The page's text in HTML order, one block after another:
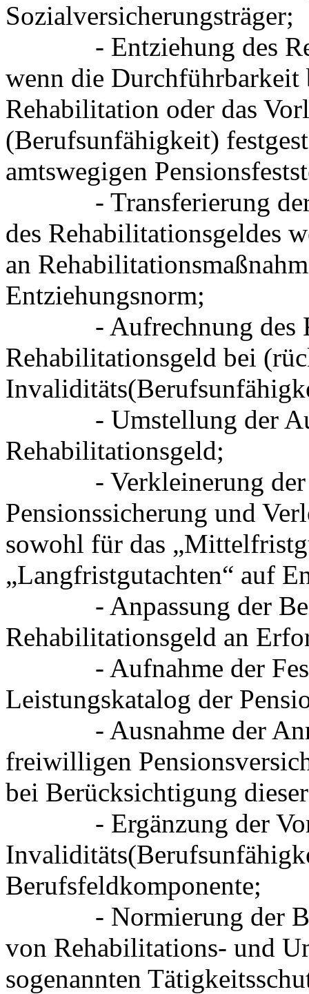
Sozialversicherungsträger;
- Entziehung des
wenn die
Rehabilitation oder das
(Berufsunfähigkeit)
amtswegigen
- Transferierung der
des Rehabilitationsgeldes
an
Entziehungsnorm;
- Aufrechnung des
Rehabilitationsgeld bei
- Umstellung der
Rehabilitationsgeld;
- Verkleinerung der
Pensionssicherung und
sowohl für das
„Langfristgutachten“ auf
- Anpassung der
Rehabilitationsgeld an
- Aufnahme der
Leistungskatalog der
- Ausnahme der
freiwilligen
bei Berücksichtigung
- Ergänzung der
Berufsfeldkomponente;
- Normierung der
von Rehabilitations- und
sogenannten